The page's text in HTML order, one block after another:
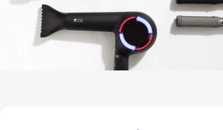
い。
(3)パスワードを用いて当社に対して行われた意思表示
は、会員本人の意思表示とみなし、そのために生じる支
払等は全て会員の責任となります。
1. 会員は、氏名、住所など当社に届け出た事項に変更